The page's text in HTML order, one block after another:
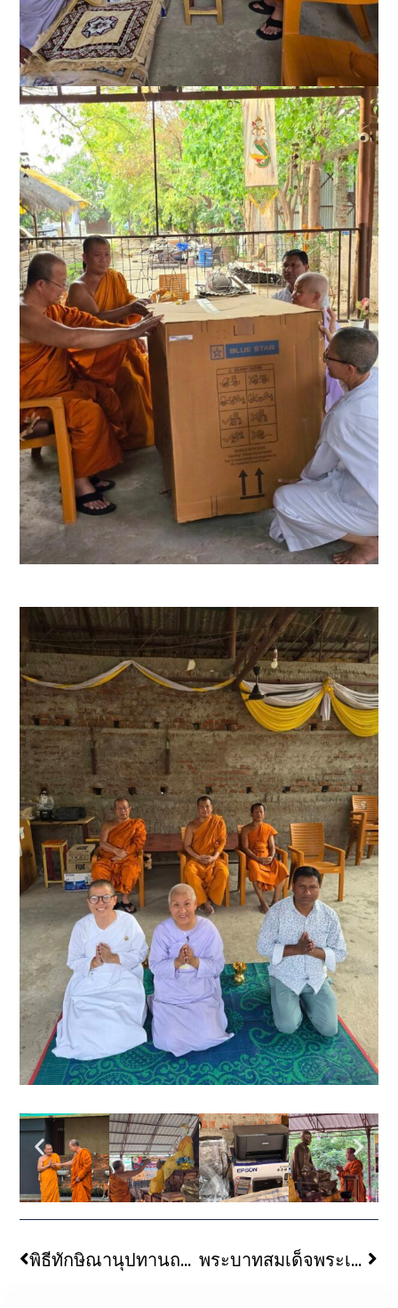
พิธีทักษิณานุปทานถวายพระมหาเถระ พิธีบำเพ็ญกุศลอุทิศบรรพบุรุษและญาติโยมที่มีคุณูปการต่อวัดไทยลุมพินี ประเทศเนปาล เนื่องในวันสงกรานต์ ประจำปี ๒๕๖๙ พระบาทสมเด็จพระเจ้าอยู่หัว มีพระบรมราชโองการพระราชทานสัญญาบัตร เลื่อนสมณศักดิ์พระราชาคณะ ให้ พระเมธีวรญาณ เป็น “พระราชญาณวชิรเวที”